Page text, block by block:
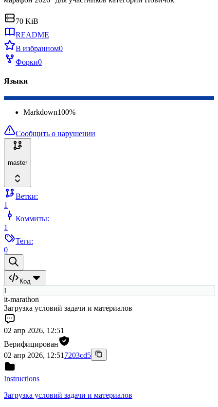
70 KiB
README
В избранном0
Форки0
Языки
Markdown100%
Сообщить о нарушении
master
Ветки:
1
Коммиты:
1
Теги:
0
Код
I
it-marathon
Загрузка условий задачи и материалов
02 апр 2026, 12:51
Верифицирован
02 апр 2026, 12:51 7203cd5
Instructions
Загрузка условий задачи и материалов